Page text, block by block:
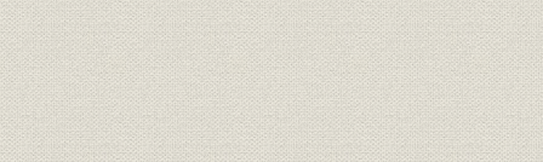
経営基盤の安定と業績の伸張
(特記事項)YS-11機松山沖墜落事故
第2章 創立11年~20年(1971~1980)―低成長経済の中で事業規模拡大